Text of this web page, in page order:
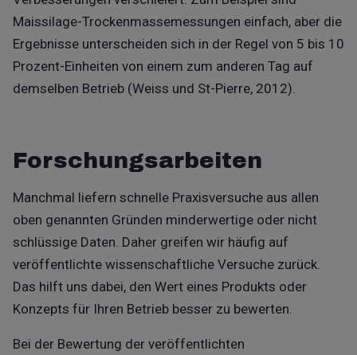
Maissilage-Trockenmassemessungen einfach, aber die
Ergebnisse unterscheiden sich in der Regel von 5 bis 10
Prozent-Einheiten von einem zum anderen Tag auf
demselben Betrieb (Weiss und St-Pierre, 2012).
Forschungsarbeiten
Manchmal liefern schnelle Praxisversuche aus allen
oben genannten Gründen minderwertige oder nicht
schlüssige Daten. Daher greifen wir häufig auf
veröffentlichte wissenschaftliche Versuche zurück.
Das hilft uns dabei, den Wert eines Produkts oder
Konzepts für Ihren Betrieb besser zu bewerten.
Bei der Bewertung der veröffentlichten